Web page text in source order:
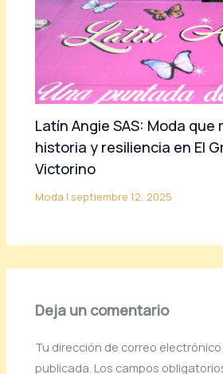
Latín Angie SAS: Moda que
historia y resiliencia en El
Victorino
Moda | septiembre 12, 2025
Deja un comentario
Tu dirección de correo
publicada. Los campos